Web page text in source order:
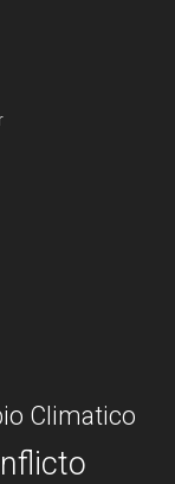
Climatico